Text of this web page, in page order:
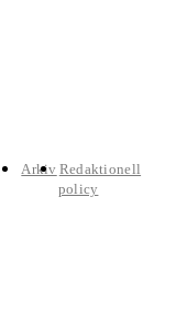
Arkiv Redaktionell
policy